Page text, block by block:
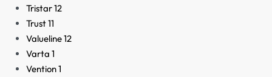
Tristar12
Trust11
Valueline12
Varta 1
Vention1